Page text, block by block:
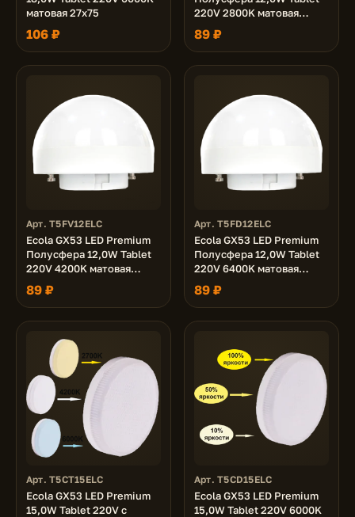
матовая 27x75
106 ₽
220V 2800K матовая
54x75
89 ₽
Арт. T5FV12ELC
Ecola GX53 LED Premium
Полусфера 12,0W Tablet
220V 4200K матовая
54x75
89 ₽
Арт. T5FD12ELC
Ecola GX53 LED Premium
Полусфера 12,0W Tablet
220V 6400K матовая
54x75
89 ₽
Арт. T5CT15ELC
Ecola GX53 LED Premium
15,0W Tablet 220V с
Арт. T5CD15ELC
Ecola GX53 LED Premium
15,0W Tablet 220V 6000K